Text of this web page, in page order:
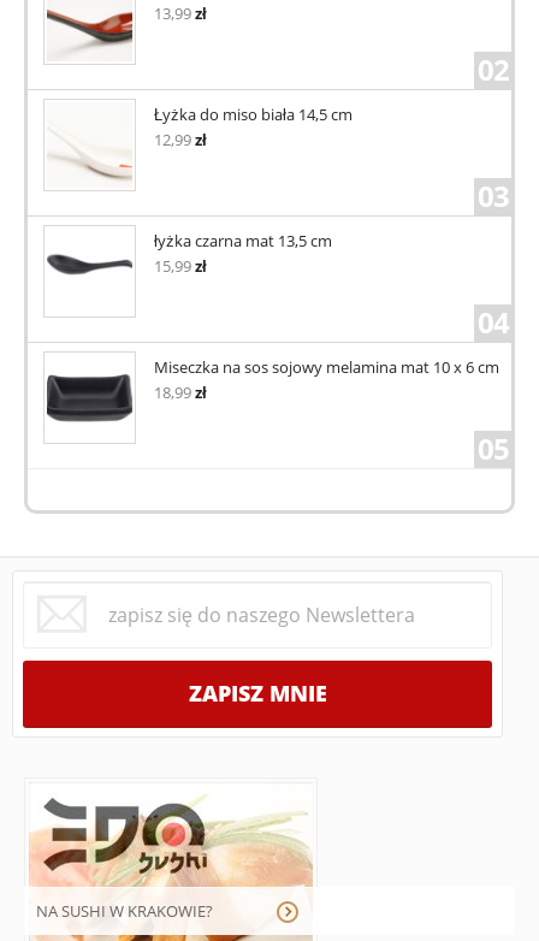
13,99zł
02
Łyżka do miso biała 14,5 cm
12,99zł
03
łyżka czarna mat 13,5 cm
15,99zł
04
Miseczka na sos sojowy melamina mat 10 x 6 cm
18,99zł
05
NA SUSHI W KRAKOWIE?